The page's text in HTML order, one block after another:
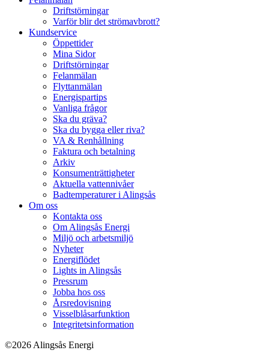
Driftstörningar
Varför blir det strömavbrott?
Kundservice
Öppettider
Mina Sidor
Driftstörningar
Felanmälan
Flyttanmälan
Energispartips
Vanliga frågor
Ska du gräva?
Ska du bygga eller riva?
VA & Renhållning
Faktura och betalning
Arkiv
Konsumenträttigheter
Aktuella vattennivåer
Badtemperaturer i Alingsås
Om oss
Kontakta oss
Om Alingsås Energi
Miljö och arbetsmiljö
Nyheter
Energiflödet
Lights in Alingsås
Pressrum
Jobba hos oss
Årsredovisning
Visselblåsarfunktion
Integritetsinformation
©2026 Alingsås Energi